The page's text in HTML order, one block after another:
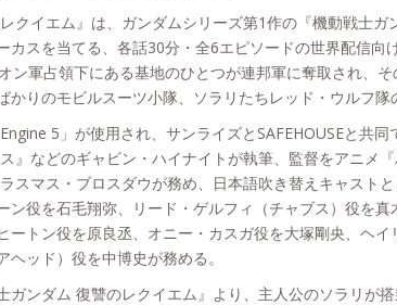
クイエム』は、ガンダムシリーズ第1作の『機動戦士
カスを当てる、各話30分・全6エピソードの世界配信向
ン軍占領下にある基地のひとつが連邦軍に奪取され、
かりのモビルスーツ小隊、ソラリたちレッド・ウルフ隊
5」が使用され、サンライズとSAFEHOUSEと共
』などのギャビン・ハイナイトが執筆、監督をアニメ
スマス・ブロスダウが務め、日本語吹き替えキャスト
ン役を石毛翔弥、リード・ゲルフィ（チャブス）役を
ートン役を原良丞、オニー・カスガ役を大塚剛央、ヘイ
ッド）役を中博史が務める。
ガンダム 復讐のレクイエム』より、主人公のソラリが